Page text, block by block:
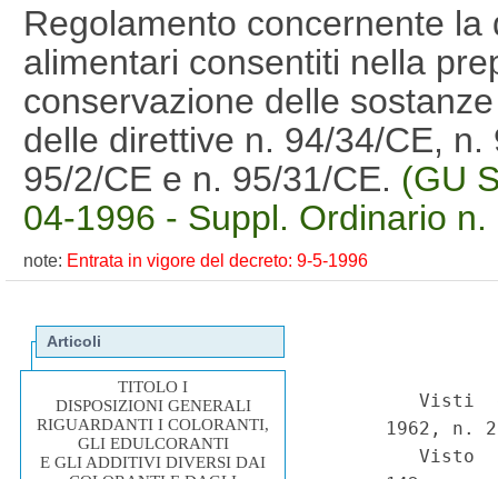
Regolamento concernente
alimentari consentiti nella
conservazione delle
delle direttive n. 94/34/CE,
95/2/CE e n. 95/31/CE. (GU
04-1996 - Suppl. Ordinario n.
note: Entrata in vigore del decreto: 9-5-1996